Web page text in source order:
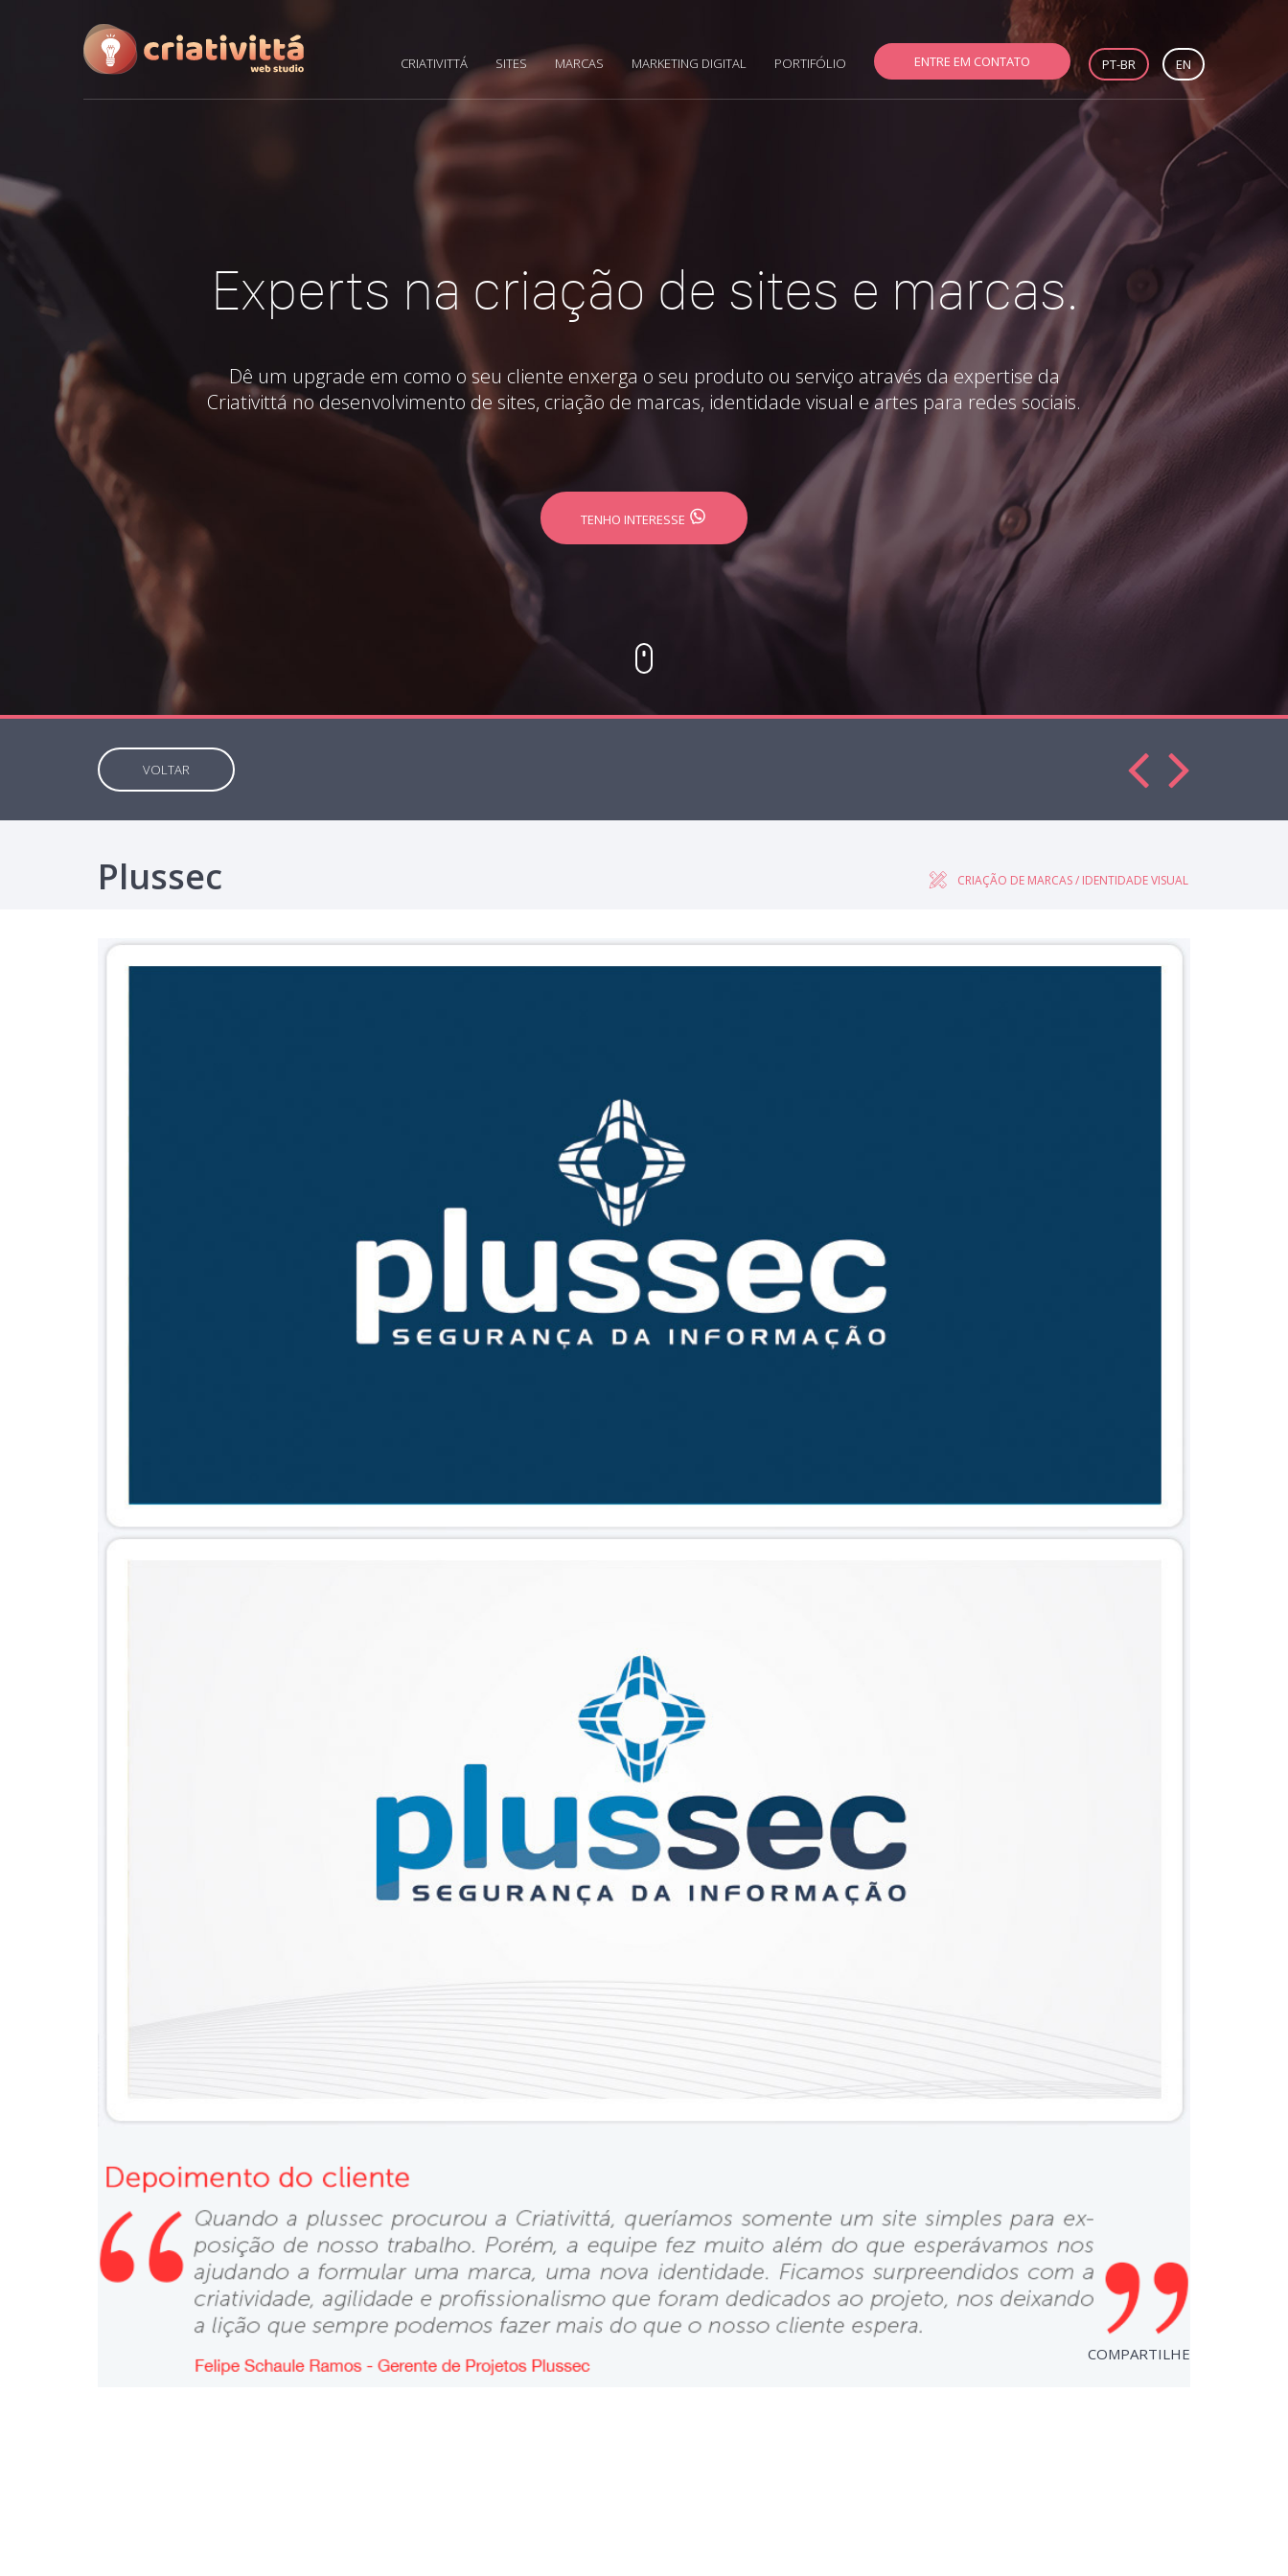
CRIATIVITTÁ SITES MARCAS MARKETING DIGITAL PORTIFÓLIO PT-BR EN
ENTRE EM CONTATO
Experts na criação de sites e marcas.
Dê um upgrade em como o seu cliente enxerga o seu produto ou serviço através da expertise da
Criativittá no desenvolvimento de sites, criação de marcas, identidade visual e artes para redes sociais.
TENHO INTERESSE
VOLTAR
Plussec CRIAÇÃO DE MARCAS / IDENTIDADE VISUAL
COMPARTILHE